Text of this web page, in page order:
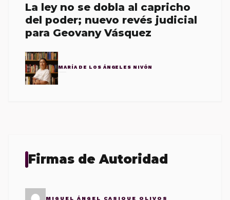
La ley no se dobla al capricho
del poder; nuevo revés judicial
para Geovany Vásquez
MARÍA DE LOS ÁNGELES NIVÓN
Firmas de Autoridad
MIGUEL ÁNGEL CASIQUE OLIVOS